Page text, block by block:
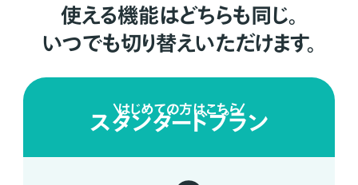
使える機能はどちらも同じ。
いつでも切り替えいただけます。
はじめての方はこちら
スタンダードプラン